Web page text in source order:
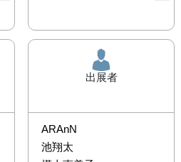
出展者
ARAnN
池翔太